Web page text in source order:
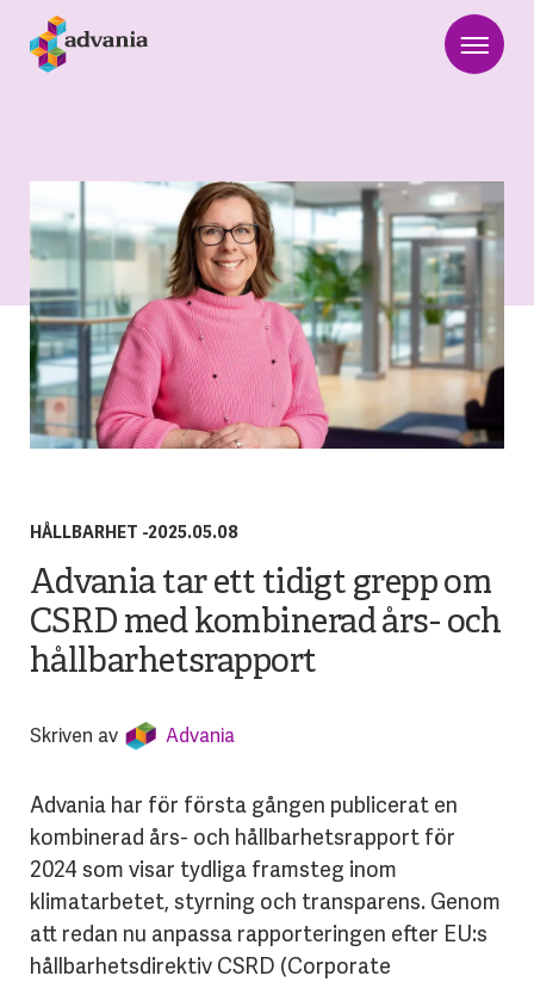
HÅLLBARHET -2025.05.08
Advania tar ett tidigt grepp om
CSRD med kombinerad års- och
hållbarhetsrapport
Skriven av Advania
Advania har för första gången publicerat en
kombinerad års- och hållbarhetsrapport för
2024 som visar tydliga framsteg inom
klimatarbetet, styrning och transparens. Genom
att redan nu anpassa rapporteringen efter EU:s
hållbarhetsdirektiv CSRD (Corporate